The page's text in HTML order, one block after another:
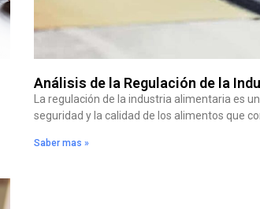
Análisis de la Regulación de la
La regulación de la industria alimentaria es
seguridad y la calidad de los alimentos que
Saber mas »